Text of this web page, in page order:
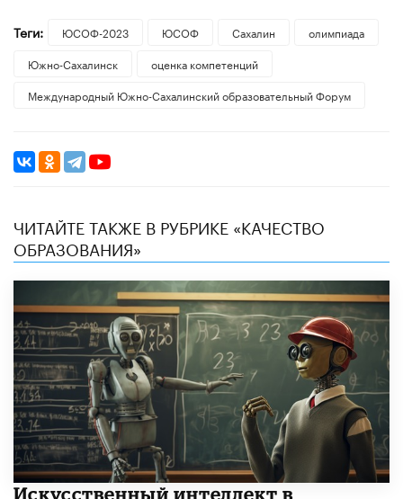
Теги: ЮСОФ-2023 ЮСОФ Сахалин
олимпиада
Южно-Сахалинск
оценка компетенций
Международный Южно-Сахалинский образовательный Форум
ЧИТАЙТЕ ТАКЖЕ В РУБРИКЕ «КАЧЕСТВО
ОБРАЗОВАНИЯ»
​Искусственный интеллект в